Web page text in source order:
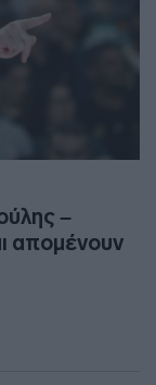
–
απομένουν